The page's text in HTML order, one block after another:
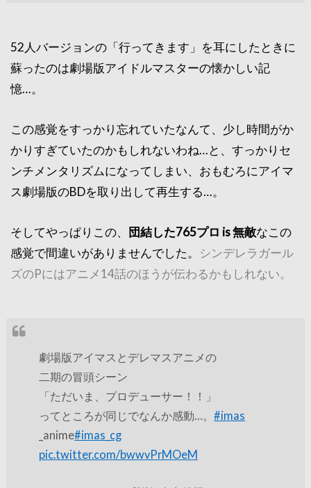
52人バージョンの「行ってきます」を耳にしたときに
蘇ったのは劇場版アイドルマスターの懐かしい記
憶…。
この感覚をすっかり忘れていたなんて、少し時間がか
かりすぎていたのかもしれないわね…と、すっかりセ
ンチメンタリズムになってしまい、おもむろにアイマ
ス劇場版のBDを取り出して再生する…。
そしてやっぱりこの、 団結した765プロ is 無敵なこの
感覚で間違いがありませんでした。 シンデレラガール
ズのPにはアニメ14話のほうが伝わるかもしれない。
劇場版アイマスとデレマスアニメの
二期の冒頭シーン
「ただいま、プロデューサー！！」
ってところが同じでなんか感動…。#imas
_anime#imas_cg
pic.twitter.com/bwwvPrMOeM